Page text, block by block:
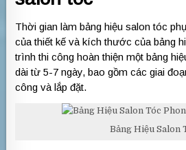
Thời gian làm bảng hiệu salon tóc
của thiết kế và kích thước của bảng
trình thi công hoàn thiện một bảng
dài từ 5-7 ngày, bao gồm các giai
công và lắp đặt.
Bảng Hiệu Salon